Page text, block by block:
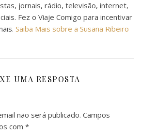
jornais, rádio, televisão, internet,
Fez o Viaje Comigo para incentivar
Saiba Mais sobre a Susana Ribeiro
UMA RESPOSTA
não será publicado. Campos
com *